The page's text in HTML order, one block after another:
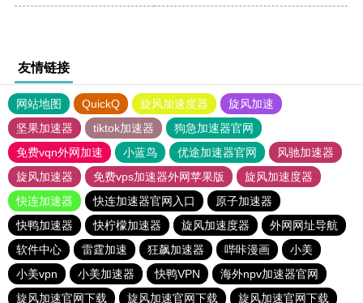
友情链接
网站地图 QuickQ 旋风加速度器
旋风加速
坚果加速器
tiktok加速器
狗急加速器官网
免费vqn外网加速
小蓝鸟 优途加速器官网
风驰加速器
旋风加速器
免费vps加速器外网苹果版
旋风加速度器
快连加速器
快连加速器官网入口
原子加速器
快鸭加速器
快柠檬加速器 旋风加速度器
外网网址导航
软件中心
雷霆加速 狂飙加速器 哔咔漫画
小美
小美vpn
小美加速器 快鸭VPN
海外npv加速器官网
旋风加速官网下载
旋风加速官网下载 旋风加速官网下载